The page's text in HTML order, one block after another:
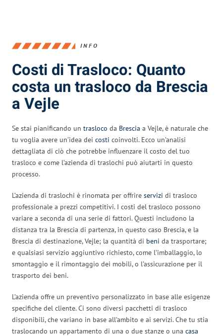
INFO
Costi di Trasloco: Quanto
costa un trasloco da Brescia
a Vejle
Se stai pianificando un trasloco da Brescia a Vejle, è naturale che
tu voglia avere un’idea dei costi coinvolti. Ecco un’analisi
dettagliata di ciò che potrebbe influenzare il costo del tuo
trasloco e come l’azienda di traslochi può aiutarti in questo
processo.
L’azienda di traslochi è rinomata per offrire servizi di trasloco
professionale a prezzi competitivi. I costi del trasloco possono
variare a seconda di una serie di fattori. Questi includono la
distanza tra la Brescia di partenza, in questo caso Brescia, e la
Brescia di destinazione, Vejle; la quantità di beni da trasportare;
e qualsiasi servizio aggiuntivo richiesto, come l’imballaggio, lo
smontaggio e il rimontaggio dei mobili, o l’assicurazione per il
trasporto dei beni.
L’azienda offre un preventivo personalizzato in base alle esigenze
specifiche del cliente. Ci sono diversi pacchetti di trasloco
disponibili, che variano in base all’ambito e ai servizi. Che tu stia
traslocando un appartamento di una o due stanze o una casa